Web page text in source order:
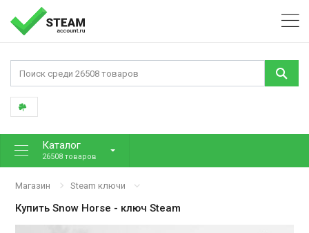
Каталог
26508 товаров
Магазин Steam ключи
КупитьSnow Horse - ключ Steam